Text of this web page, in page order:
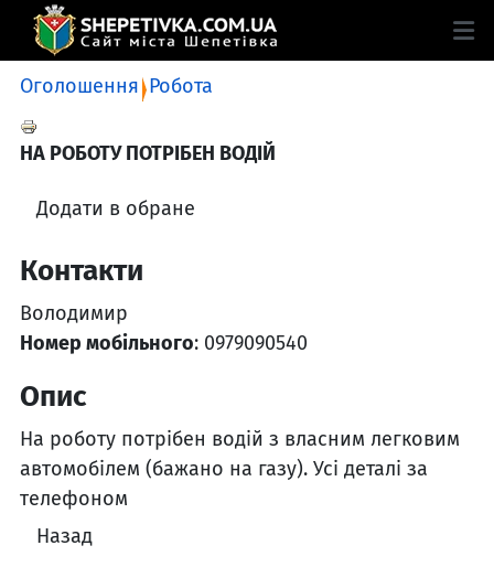
Оголошення Робота
НА РОБОТУ ПОТРІБЕН ВОДІЙ
Додати в обране
Контакти
Володимир
Номер мобільного: 0979090540
Опис
На роботу потрібен водій з власним легковим
автомобілем (бажано на газу). Усі деталі за
телефоном
Назад